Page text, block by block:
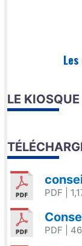
LE KIOSQUE
PDF |
PDF |